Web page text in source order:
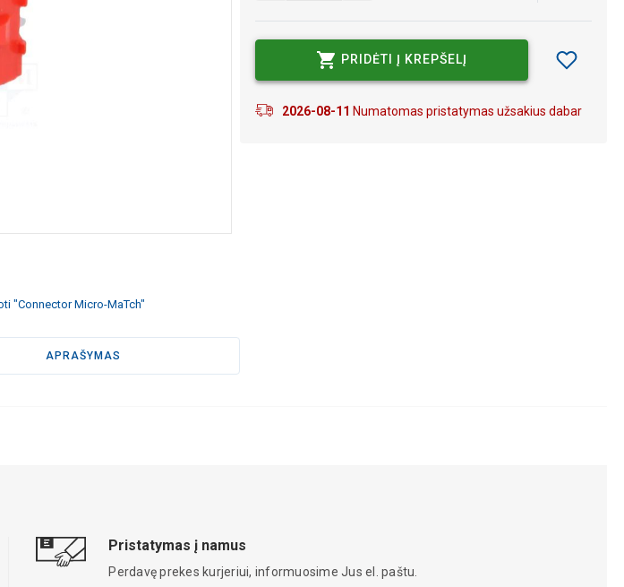
"Connector Micro-MaTch"
APRAŠYMAS
PRIDĖTI Į KREPŠELĮ
2026-08-11 Numatomas pristatymas užsakius dabar
Pristatymas į namus
Perdavę prekes kurjeriui, informuosime Jus el. paštu.